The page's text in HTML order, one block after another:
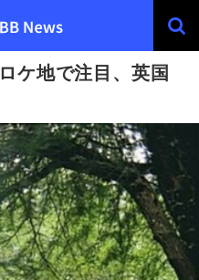
ケ地で注目、英国